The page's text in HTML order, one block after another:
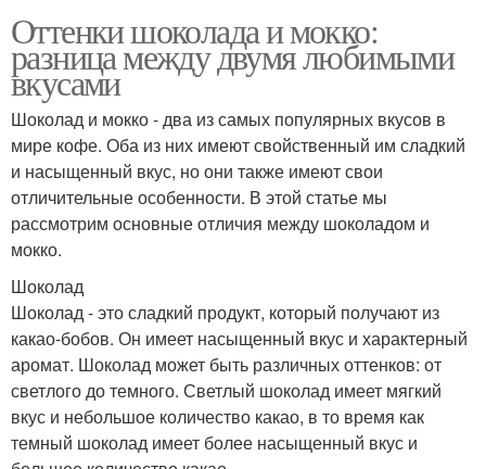
Оттенки шоколада и мокко:
разница между двумя любимыми
вкусами
Шоколад и мокко - два из самых популярных вкусов в
мире кофе. Оба из них имеют свойственный им сладкий
и насыщенный вкус, но они также имеют свои
отличительные особенности. В этой статье мы
рассмотрим основные отличия между шоколадом и
мокко.
Шоколад
Шоколад - это сладкий продукт, который получают из
какао-бобов. Он имеет насыщенный вкус и характерный
аромат. Шоколад может быть различных оттенков: от
светлого до темного. Светлый шоколад имеет мягкий
вкус и небольшое количество какао, в то время как
темный шоколад имеет более насыщенный вкус и